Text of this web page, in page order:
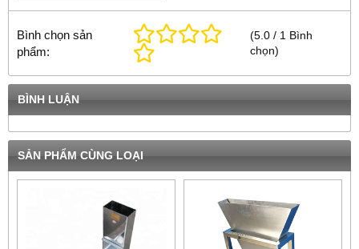
Bình chọn sản
phẩm:
(5.0 / 1 Bình
chọn)
BÌNH LUẬN
SẢN PHẨM CÙNG LOẠI